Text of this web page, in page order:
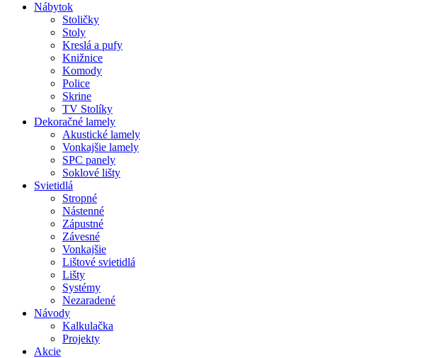
Nábytok
Stoličky
Stoly
Kreslá a pufy
Knižnice
Komody
Police
Skrine
TV Stolíky
Dekoračné lamely
Akustické lamely
Vonkajšie lamely
SPC panely
Soklové lišty
Svietidlá
Stropné
Nástenné
Zápustné
Závesné
Vonkajšie
Lištové svietidlá
Lišty
Systémy
Nezaradené
Návody
Kalkulačka
Projekty
Akcie